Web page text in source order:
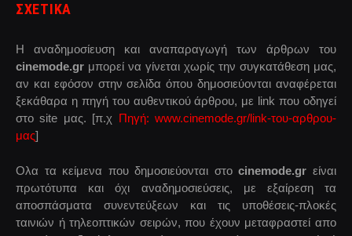
ΣΧΕΤΙΚΑ
Η αναδημοσίευση και αναπαραγωγή των άρθρων του
cinemode.gr μπορεί να γίνεται χωρίς την συγκατάθεση μας,
αν και εφόσον στην σελίδα όπου δημοσιεύονται αναφέρεται
ξεκάθαρα η πηγή του αυθεντικού άρθρου, με link που οδηγεί
στο site μας. [π.χ Πηγή: www.cinemode.gr/link-του-αρθρου-
μας]
Ολα τα κείμενα που δημοσιεύονται στοcinemode.gr είναι
πρωτότυπα και όχι αναδημοσιεύσεις, με εξαίρεση τα
αποσπάσματα συνεντεύξεων και τις υποθέσεις-πλοκές
ταινιών ή τηλεοπτικών σειρών, που έχουν μεταφραστεί απο